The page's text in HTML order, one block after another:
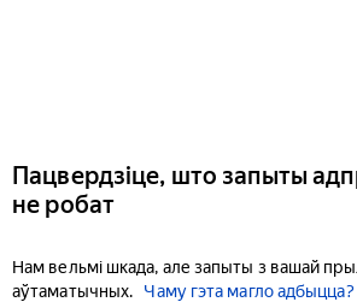
Пацвердзіце, што запыты
не робат
Нам вельмі шкада, але запыты з вашай
аўтаматычных.
Чаму гэта магло адбыцца?